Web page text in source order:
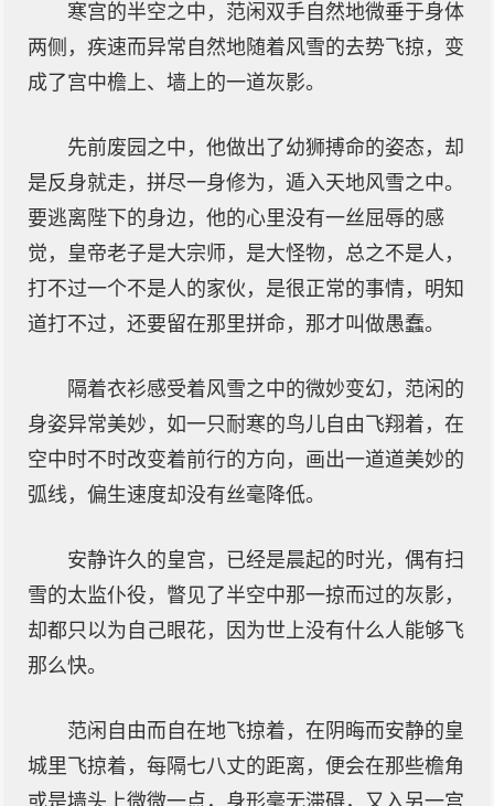
寒宫的半空之中，范闲双手自然地微垂于身体
两侧，疾速而异常自然地随着风雪的去势飞掠，变
成了宫中檐上、墙上的一道灰影。
先前废园之中，他做出了幼狮搏命的姿态，却
是反身就走，拼尽一身修为，遁入天地风雪之中。
要逃离陛下的身边，他的心里没有一丝屈辱的感
觉，皇帝老子是大宗师，是大怪物，总之不是人，
打不过一个不是人的家伙，是很正常的事情，明知
道打不过，还要留在那里拼命，那才叫做愚蠢。
隔着衣衫感受着风雪之中的微妙变幻，范闲的
身姿异常美妙，如一只耐寒的鸟儿自由飞翔着，在
空中时不时改变着前行的方向，画出一道道美妙的
弧线，偏生速度却没有丝毫降低。
安静许久的皇宫，已经是晨起的时光，偶有扫
雪的太监仆役，瞥见了半空中那一掠而过的灰影，
却都只以为自己眼花，因为世上没有什么人能够飞
那么快。
范闲自由而自在地飞掠着，在阴晦而安静的皇
城里飞掠着，每隔七八丈的距离，便会在那些檐角
或是墙头上微微一点，身形毫无滞碍，又入另一宫